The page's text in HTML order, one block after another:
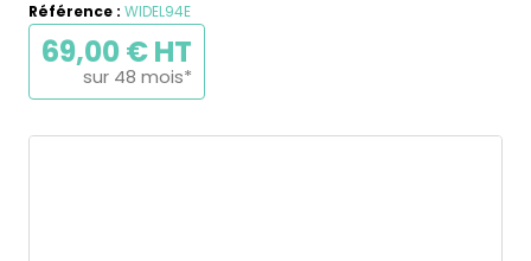
Référence : WIDEL94E
69,00 € HT
sur 48 mois*